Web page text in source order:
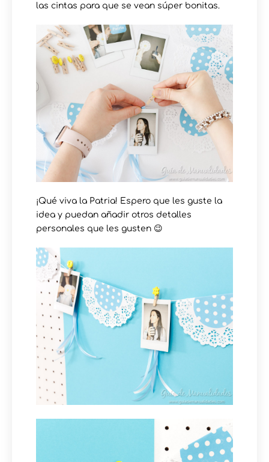
las cintas para que se vean súper bonitas.
¡Qué viva la Patria! Espero que les guste la
idea y puedan añadir otros detalles
personales que les gusten 😉